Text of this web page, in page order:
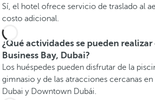
Sí, el hotel ofrece servicio de traslado al
costo adicional.
¿Qué actividades se pueden
Business Bay, Dubai?
Los huéspedes pueden disfrutar de la
gimnasio y de las atracciones cercanas en
Dubai y Downtown Dubái.